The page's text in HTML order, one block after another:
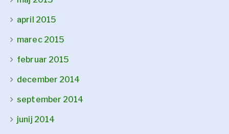
april 2015
marec 2015
februar 2015
december 2014
september 2014
junij 2014